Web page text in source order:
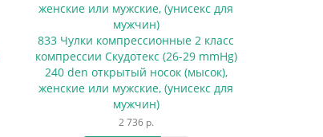
833 Чулки компрессионные 2 класс
компрессии Скудотекс (26-29 mmHg)
240 den открытый носок (мысок),
женские или мужские, (унисекс для
мужчин)
2 736 р.